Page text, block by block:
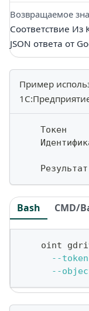
Возвращаемое
Соответствие
JSON ответа от
Пример
    Результат
Bash CMD/
oint
--token
--